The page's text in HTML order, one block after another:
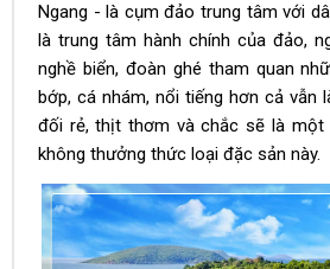
Ngang - là cụm đảo trung tâm với
là trung tâm hành chính của đảo,
nghề biển, đoàn ghé tham quan
bớp, cá nhám, nổi tiếng hơn cả vẫn
đối rẻ, thịt thơm và chắc sẽ là một
không thưởng thức loại đặc sản này.